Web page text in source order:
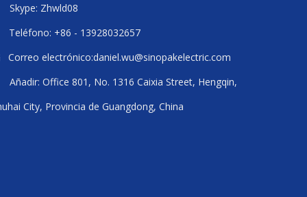
Skype: Zhwld08
Teléfono: +86 - 13928032657
Correo electrónico:daniel.wu@sinopakelectric.com
Añadir: Office 801, No. 1316 Caixia Street, Hengqin,
City, Provincia de Guangdong, China